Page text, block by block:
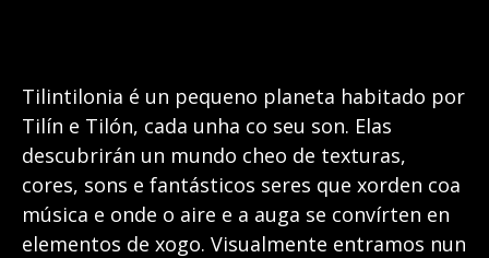
Tilintilonia é un pequeno planeta habitado por
Tilín e Tilón, cada unha co seu son. Elas
descubrirán un mundo cheo de texturas,
cores, sons e fantásticos seres que xorden coa
música e onde o aire e a auga se convírten en
elementos de xogo. Visualmente entramos nun